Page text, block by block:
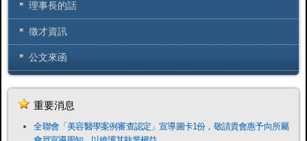
理事長的話
徵才資訊
公文來函
重要消息
全聯會「​美容醫學案例審查認定」宣導圖卡1份，敬請貴會惠予向所屬